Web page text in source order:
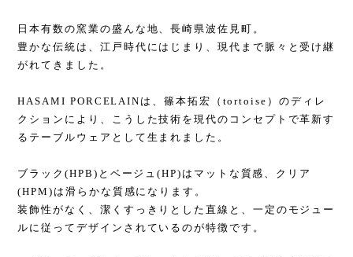
日本有数の窯業の盛んな地、長崎県波佐見町。
豊かな伝統は、江戸時代にはじまり、現代まで脈々と受け継
がれてきました。
HASAMI PORCELAINは、篠本拓宏（tortoise）のディレ
クションにより、こうした技術を現代のコンセプトで革新す
るテーブルウェアとして生まれました。
ブラック(HPB)とベージュ(HP)はマットな質感、クリア
(HPM)は滑らかな質感になります。
装飾性がなく、潔くすっきりとした直線と、一定のモジュー
ルに従ってデザインされているのが特徴です。